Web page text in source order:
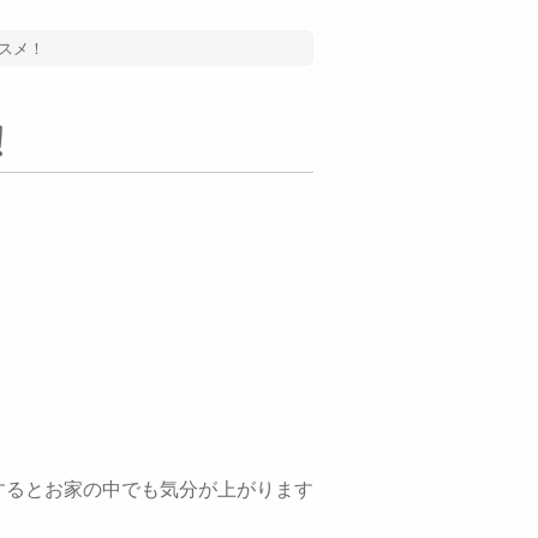
メ！
とお家の中でも気分が上がります